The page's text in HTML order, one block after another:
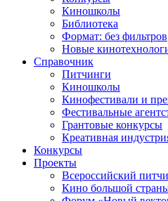
Киношколы
Библиотека
Формат: без фильтров
Новые
Справочник
Питчинги
Киношколы
Кинофестивали и
Фестивальные
Грантовые конкурсы
Креативная
Конкурсы
Проекты
Всероссийский
Кино большой